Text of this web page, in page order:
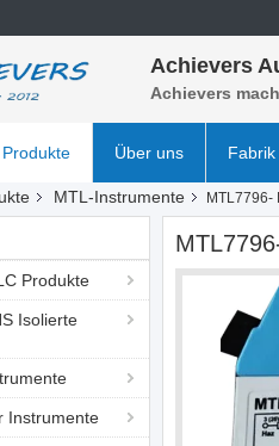
Achievers
Achievers
Produkte Über uns Fabrik
MTL-Instrumente MTL7796-
Produkte
Isolierte
Instrumente